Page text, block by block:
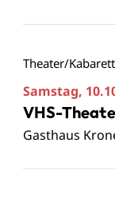
Theater/
Samstag,
VHS-
Gasthaus